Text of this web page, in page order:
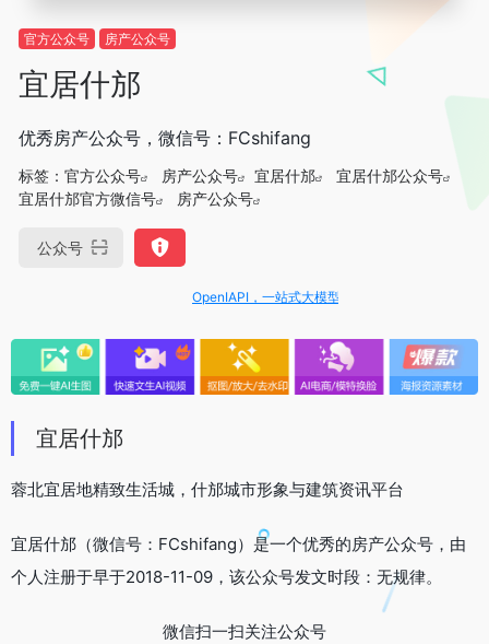
官方公众号 房产公众号
宜居什邡
优秀房产公众号，微信号：FCshifang
标签： 官方公众号 房产公众号 宜居什邡
宜居什邡公众号
宜居什邡官方微信号
房产公众号
公众号
OpenIAPI，一站式大模型API聚合平台
宜居什邡
蓉北宜居地精致生活城，什邡城市形象与建筑资讯平台
宜居什邡（微信号：FCshifang）是一个优秀的房产公众号，由
个人注册于早于2018-11-09，该公众号发文时段：无规律。
微信扫一扫关注公众号